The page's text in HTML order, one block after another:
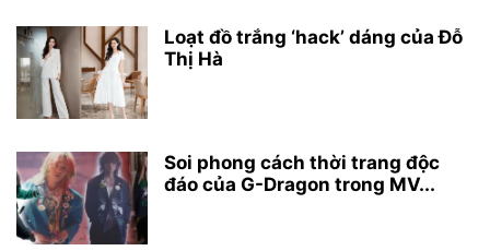
Loạt đồ trắng ‘hack’ dáng của Đỗ
Thị Hà
Soi phong cách thời trang độc
đáo của G-Dragon trong MV...